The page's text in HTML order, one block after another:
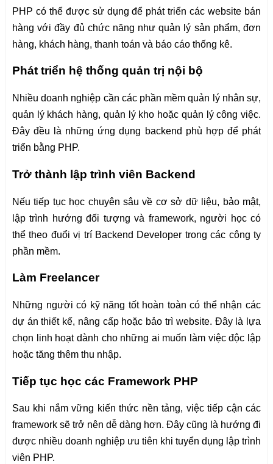
PHP có thể được sử dụng để phát triển các website bán
hàng với đầy đủ chức năng như quản lý sản phẩm, đơn
hàng, khách hàng, thanh toán và báo cáo thống kê.
Phát triển hệ thống quản trị nội bộ
Nhiều doanh nghiệp cần các phần mềm quản lý nhân sự,
quản lý khách hàng, quản lý kho hoặc quản lý công việc.
Đây đều là những ứng dụng backend phù hợp để phát
triển bằng PHP.
Trở thành lập trình viên Backend
Nếu tiếp tục học chuyên sâu về cơ sở dữ liệu, bảo mật,
lập trình hướng đối tượng và framework, người học có
thể theo đuổi vị trí Backend Developer trong các công ty
phần mềm.
Làm Freelancer
Những người có kỹ năng tốt hoàn toàn có thể nhận các
dự án thiết kế, nâng cấp hoặc bảo trì website. Đây là lựa
chọn linh hoạt dành cho những ai muốn làm việc độc lập
hoặc tăng thêm thu nhập.
Tiếp tục học các Framework PHP
Sau khi nắm vững kiến thức nền tảng, việc tiếp cận các
framework sẽ trở nên dễ dàng hơn. Đây cũng là hướng đi
được nhiều doanh nghiệp ưu tiên khi tuyển dụng lập trình
viên PHP.